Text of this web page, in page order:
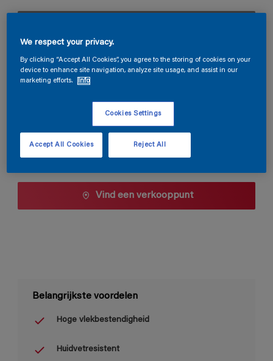
Verpakkingsgrootte
Verfcalculator
Vind een verkooppunt
Belangrijkste voordelen
Hoge vlekbestendigheid
Huidvetresistent
We respect your privacy.
By clicking “Accept All Cookies”, you agree to the storing of cookies on your
device to enhance site navigation, analyze site usage, and assist in our
marketing efforts.
Info
Cookies Settings
Reject All
Accept All Cookies